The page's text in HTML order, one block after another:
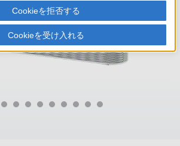
Cookieを拒否する
Cookieを受け入れる